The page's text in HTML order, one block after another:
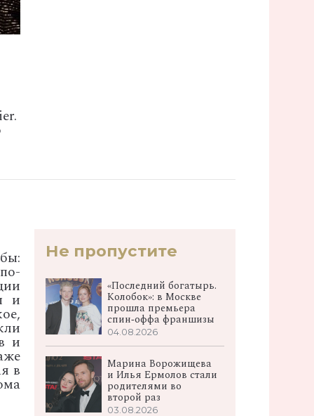
и
и
в
Не пропустите
«Последний богатырь.
Колобок»: в Москве
прошла премьера
спин‑оффа франшизы
04.08.2026
Марина Ворожищева
и Илья Ермолов стали
родителями во
второй раз
03.08.2026